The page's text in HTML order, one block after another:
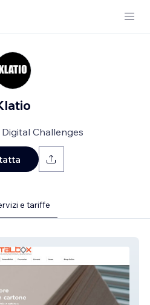
Challenges
e tariffe